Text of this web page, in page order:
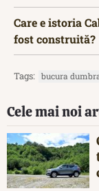
Care e istoria
fost construită?
Tags: bucura
Cele mai noi